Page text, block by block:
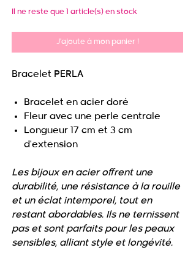
Il ne reste que 1 article(s) en stock
J'ajoute à mon panier !
Bracelet PERLA
Bracelet en acier doré
Fleur avec une perle centrale
Longueur 17 cm et 3 cm
d'extension
Les bijoux en acier offrent une
durabilité, une résistance à la rouille
et un éclat intemporel, tout en
restant abordables. Ils ne ternissent
pas et sont parfaits pour les peaux
sensibles, alliant style et longévité.